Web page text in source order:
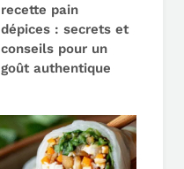
recette pain
dépices : secrets et
conseils pour un
goût authentique